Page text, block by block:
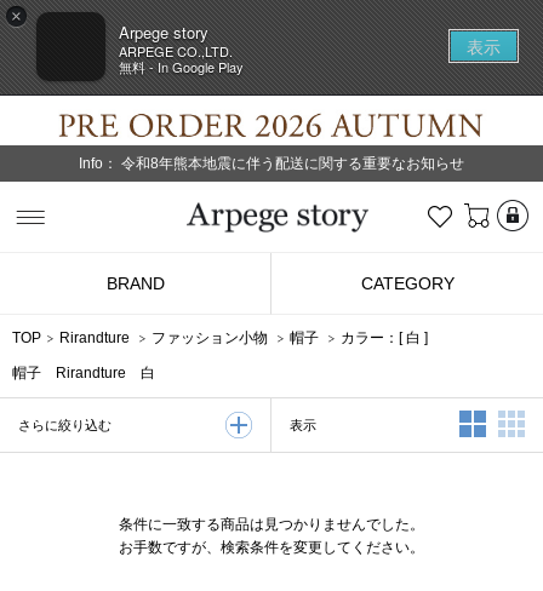
×
Arpege story
ARPEGE CO.,LTD.
無料 - In Google Play
表示
Info： 令和8年熊本地震に伴う配送に関する重要なお知らせ
お気に入り
BRAND CATEGORY
TOP Rirandture ファッション小物 帽子 カラー：[白 ]
帽子 Rirandture 白
さらに絞り込む 表示 2列表示
条件に一致する商品は見つかりませんでした。
お手数ですが、検索条件を変更してください。